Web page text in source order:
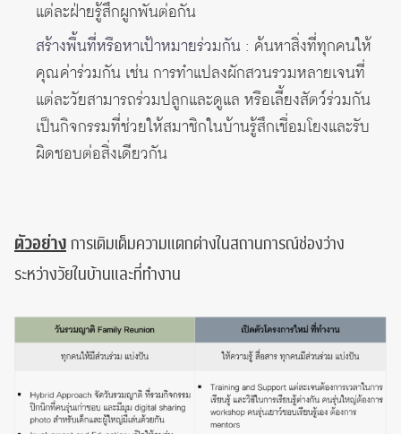
แต่ละฝ่ายรู้สึกผูกพันต่อกัน
สร้างพื้นที่หรือหาเป้าหมายร่วมกัน : ค้นหาสิ่งที่ทุกคนให้
คุณค่าร่วมกัน เช่น การทำแปลงผักสวนรวมหลายเจนที่
แต่ละวัยสามารถร่วมปลูกและดูแล หรือเลี้ยงสัตว์ร่วมกัน
เป็นกิจกรรมที่ช่วยให้สมาชิกในบ้านรู้สึกเชื่อมโยงและรับ
ผิดชอบต่อสิ่งเดียวกัน
ตัวอย่างการเติมเต็มความแตกต่างในสถานการณ์ช่องว่าง
ระหว่างวัยในบ้านและที่ทำงาน